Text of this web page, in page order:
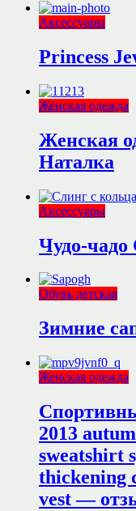
Аксессуары
Princess
Женская одежда
Женская
Наталка
Аксессуары
Чудо-чадо
Обувь детская
Зимние
Женская одежда
2013
sweatshirt
thickening
vest —